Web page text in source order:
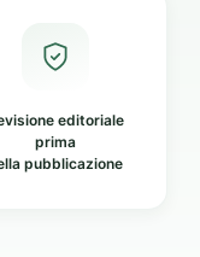
editoriale
prima
pubblicazione